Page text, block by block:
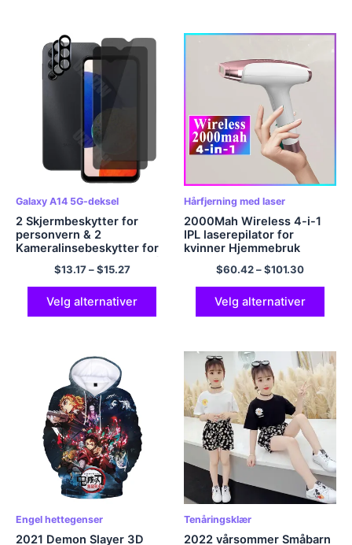
Galaxy A14 5G-deksel
2 Skjermbeskytter for
personvern & 2
Kameralinsebeskytter for
Samsung Galaxy A14 5G /
4G Anti Spy Privat
beskyttende herdet glass
$13.17–$15.27
Velg alternativer
Hårfjerning med laser
2000Mah Wireless 4-i-1
IPL laserepilator for
kvinner Hjemmebruk
enheter Elektrisk
hårfjerning Smertefri
maskin Bikini Dropshipping
$60.42–$101.30
Velg alternativer
Engel hettegenser
2021 Demon Slayer 3D
Tenåringsklær
2022 vårsommer Småbarn